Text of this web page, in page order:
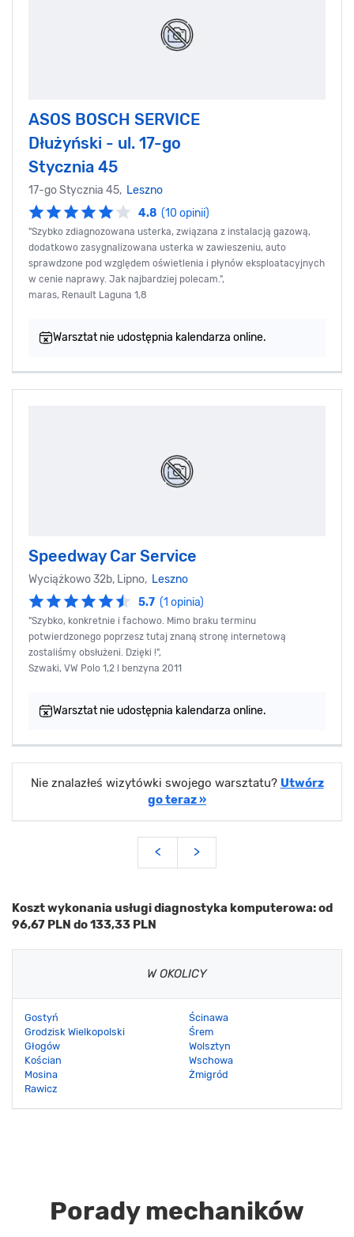
ASOS BOSCH SERVICE
Dłużyński - ul. 17-go
Stycznia 45
17-go Stycznia 45, Leszno
4.8 (10 opinii)
"Szybko zdiagnozowana usterka, związana z instalacją gazową,
dodatkowo zasygnalizowana usterka w zawieszeniu, auto
sprawdzone pod względem oświetlenia i płynów eksploatacyjnych
w cenie naprawy. Jak najbardziej polecam.",
maras, Renault Laguna 1,8
Warsztat nie udostępnia kalendarza online.
Speedway Car Service
Wyciążkowo 32b, Lipno, Leszno
5.7 (1 opinia)
"Szybko, konkretnie i fachowo. Mimo braku terminu
potwierdzonego poprzesz tutaj znaną stronę internetową
zostaliśmy obsłużeni. Dzięki !",
Szwaki, VW Polo 1,2 l benzyna 2011
Warsztat nie udostępnia kalendarza online.
Nie znalazłeś wizytówki swojego warsztatu? Utwórz
go teraz »
< >
Koszt wykonania usługi diagnostyka komputerowa: od
96,67 PLN do 133,33 PLN
W OKOLICY
Gostyń
Grodzisk Wielkopolski
Głogów
Kościan
Mosina
Rawicz
Ścinawa
Śrem
Wolsztyn
Wschowa
Żmigród
Porady mechaników